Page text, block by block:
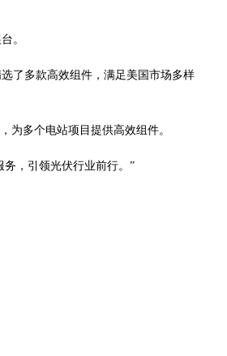
。
了多款高效组件，满足美国市场多样
多个电站项目提供高效组件。
，引领光伏行业前行。”